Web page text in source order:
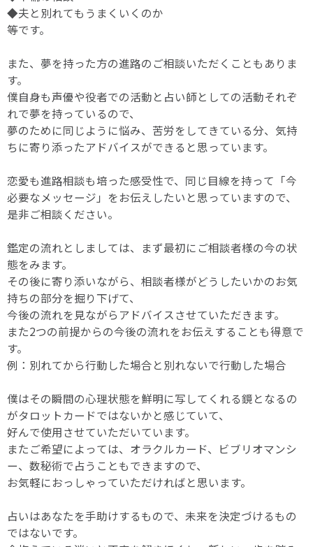
◆夫と別れてもうまくいくのか
等です。
また、夢を持った方の進路のご相談いただくこともありま
す。
僕自身も声優や役者での活動と占い師としての活動それぞ
れで夢を持っているので、
夢のために同じように悩み、苦労をしてきている分、気持
ちに寄り添ったアドバイスができると思っています。
恋愛も進路相談も培った感受性で、同じ目線を持って「今
必要なメッセージ」をお伝えしたいと思っていますので、
是非ご相談ください。
鑑定の流れとしましては、まず最初にご相談者様の今の状
態をみます。
その後に寄り添いながら、相談者様がどうしたいかのお気
持ちの部分を掘り下げて、
今後の流れを見ながらアドバイスさせていただきます。
また2つの前提からの今後の流れをお伝えすることも得意で
す。
例：別れてから行動した場合と別れないで行動した場合
僕はその瞬間の心理状態を鮮明に写してくれる鏡となるの
がタロットカードではないかと感じていて、
好んで使用させていただいています。
またご希望によっては、オラクルカード、ビブリオマンシ
ー、数秘術で占うこともできますので、
お気軽におっしゃっていただければと思います。
占いはあなたを手助けするもので、未来を決定づけるもの
ではないです。